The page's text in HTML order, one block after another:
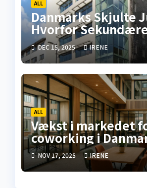
ALL
Danmarks Skjulte
Hvorfor
Tilbyder Overlegne
DEC 15, 2025 IRENE
ALL
Vækst i markedet
coworking i
analyse for 2026
NOV 17, 2025 IRENE